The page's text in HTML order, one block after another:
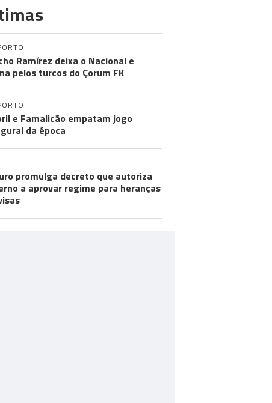
Ramírez deixa o Nacional e
pelos turcos do Çorum FK
e Famalicão empatam jogo
da época
promulga decreto que autoriza
a aprovar regime para heranças